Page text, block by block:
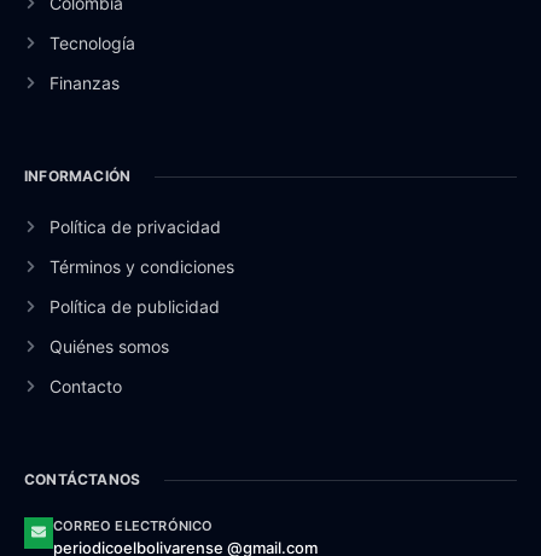
Tecnología
Finanzas
INFORMACIÓN
Política de privacidad
Términos y condiciones
Política de publicidad
Quiénes somos
Contacto
CONTÁCTANOS
CORREO ELECTRÓNICO
periodicoelbolivarense @gmail.com